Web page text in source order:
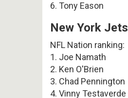
6. Tony Eason
New York Jets
NFL Nation ranking:
1. Joe Namath
2. Ken O'Brien
3. Chad Pennington
4. Vinny Testaverde